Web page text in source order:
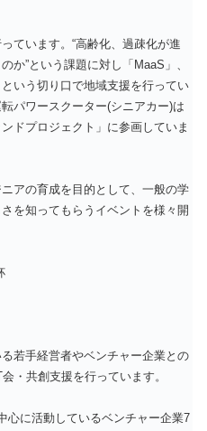
ています。“高齢化、過疎化が進
か”という課題に対し「MaaS」、
いう切り口で地域支援を行ってい
パワースクーター(シニアカー)は
ドプロジェクト」に参画していま
アの育成を目的として、一般の学
を知ってもらうイベントを様々開
若手経営者やベンチャー企業との
・共創支援を行っています。
心に活動しているベンチャー企業7